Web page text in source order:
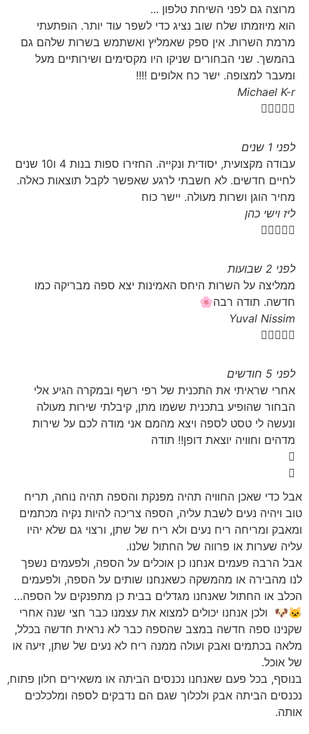
מרוצה גם לפני השיחת טלפון ...
הוא מיוזמתו שלח שוב נציג כדי לשפר עוד יותר. הופתעתי
מרמת השרות. אין ספק שאמליץ ואשתמש בשרות שלהם גם
בהמשך. שני הבחורים שניקו היו מקסימים ושירותיים מעל
ומעבר למצופה. ישר כח אלופים !!!!
Michael K-r

לפני 1 שנים
עבודה מקצועית, יסודית ונקייה. החזירו ספות בנות 4 ו10 שנים
לחיים חדשים. לא חשבתי לרגע שאפשר לקבל תוצאות כאלה.
מחיר הוגן ושרות מעולה. יישר כוח
ליז וישי כהן

לפני 2 שבועות
ממליצה על השרות היחס האמינות יצא ספה מבריקה כמו
חדשה. תודה רבה🌸
Yuval Nissim

לפני 5 חודשים
אחרי שראיתי את התכנית של רפי רשף ובמקרה הגיע אלי
הבחור שהופיע בתכנית ששמו מתן, קיבלתי שירות מעולה
ונעשה לי טסט לספה ויצא מהמם אני מודה לכם על שירות
מדהים וחוויה יוצאת דופן!! תודה
אבל כדי שאכן החוויה תהיה מפנקת והספה תהיה נוחה, תריח
טוב ויהיה נעים לשבת עליה, הספה צריכה להיות נקיה מכתמים
ומאבק ומריחה ריח נעים ולא ריח של שתן, ורצוי גם שלא יהיו
עליה שערות או פרווה של החתול שלנו.
אבל הרבה פעמים אנחנו כן אוכלים על הספה, ולפעמים נשפך
לנו מהבירה או מהמשקה כשאנחנו שותים על הספה, ולפעמים
הכלב או החתול שאנחנו מגדלים בבית כן מתפנקים על הספה…
🐱🐶 ולכן אנחנו יכולים למצוא את עצמנו כבר חצי שנה אחרי
שקנינו ספה חדשה במצב שהספה כבר לא נראית חדשה בכלל,
מלאה בכתמים ואבק ועולה ממנה ריח לא נעים של שתן, זיעה או
של אוכל.
בנוסף, בכל פעם שאנחנו נכנסים הביתה או משאירים חלון פתוח,
נכנסים הביתה אבק ולכלוך שגם הם נדבקים לספה ומלכלכים
אותה.